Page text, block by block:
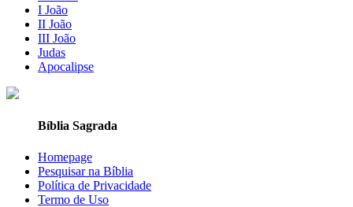
I João
II João
III João
Judas
Apocalipse
Bíblia Sagrada
Homepage
Pesquisar na Bíblia
Política de Privacidade
Termo de Uso